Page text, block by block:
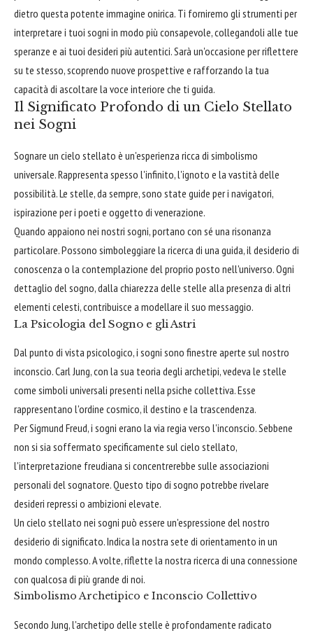
dietro questa potente immagine onirica. Ti forniremo gli strumenti per
interpretare i tuoi sogni in modo più consapevole, collegandoli alle tue
speranze e ai tuoi desideri più autentici. Sarà un'occasione per riflettere
su te stesso, scoprendo nuove prospettive e rafforzando la tua
capacità di ascoltare la voce interiore che ti guida.
Il Significato Profondo di un Cielo Stellato
nei Sogni
Sognare un cielo stellato è un'esperienza ricca di simbolismo
universale. Rappresenta spesso l'infinito, l'ignoto e la vastità delle
possibilità. Le stelle, da sempre, sono state guide per i navigatori,
ispirazione per i poeti e oggetto di venerazione.
Quando appaiono nei nostri sogni, portano con sé una risonanza
particolare. Possono simboleggiare la ricerca di una guida, il desiderio di
conoscenza o la contemplazione del proprio posto nell'universo. Ogni
dettaglio del sogno, dalla chiarezza delle stelle alla presenza di altri
elementi celesti, contribuisce a modellare il suo messaggio.
La Psicologia del Sogno e gli Astri
Dal punto di vista psicologico, i sogni sono finestre aperte sul nostro
inconscio. Carl Jung, con la sua teoria degli archetipi, vedeva le stelle
come simboli universali presenti nella psiche collettiva. Esse
rappresentano l'ordine cosmico, il destino e la trascendenza.
Per Sigmund Freud, i sogni erano la via regia verso l'inconscio. Sebbene
non si sia soffermato specificamente sul cielo stellato,
l'interpretazione freudiana si concentrerebbe sulle associazioni
personali del sognatore. Questo tipo di sogno potrebbe rivelare
desideri repressi o ambizioni elevate.
Un cielo stellato nei sogni può essere un'espressione del nostro
desiderio di significato. Indica la nostra sete di orientamento in un
mondo complesso. A volte, riflette la nostra ricerca di una connessione
con qualcosa di più grande di noi.
Simbolismo Archetipico e Inconscio Collettivo
Secondo Jung, l'archetipo delle stelle è profondamente radicato